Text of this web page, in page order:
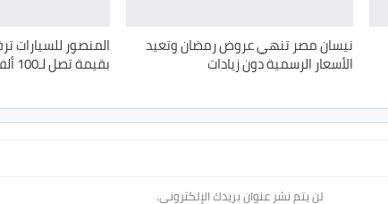
نيسان مصر تنهي عروض رمضان وتعيد
الأسعار الرسمية دون زيادات بقيمة تصل لـ100 ألف جنيه
لن يتم نشر عنوان بريدك الإلكتروني.